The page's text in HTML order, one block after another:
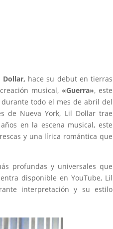
Dollar, hace su debut en tierras
musical, «Guerra», este
todo el mes de abril del
de Nueva York, Lil Dollar trae
en la escena musical, este
y una lírica romántica que
profundas y universales que
disponible en YouTube, Lil
interpretación y su estilo